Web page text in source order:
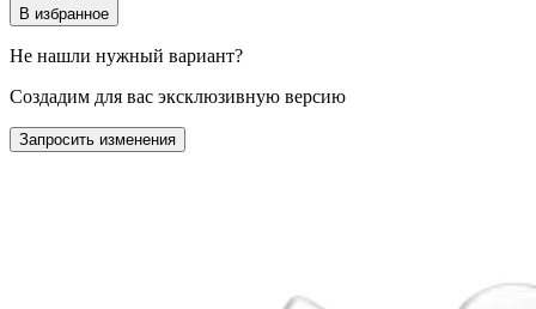
В избранное
Не нашли нужный вариант?
Создадим для вас эксклюзивную версию
Запросить изменения